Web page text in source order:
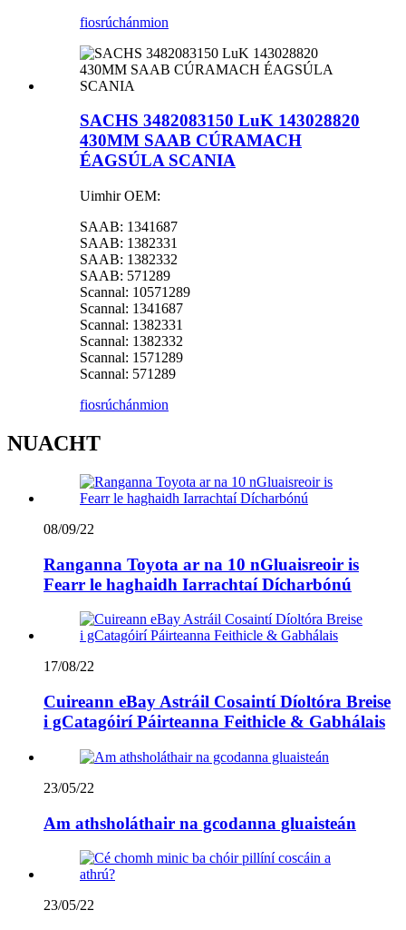
fiosrúchánmion
SACHS 3482083150 LuK 143028820
430MM SAAB CÚRAMACH
ÉAGSÚLA SCANIA
Uimhir OEM:
SAAB: 1341687
SAAB: 1382331
SAAB: 1382332
SAAB: 571289
Scannal: 10571289
Scannal: 1341687
Scannal: 1382331
Scannal: 1382332
Scannal: 1571289
Scannal: 571289
fiosrúchánmion
NUACHT
08/09/22
Ranganna Toyota ar na 10 nGluaisreoir is
Fearr le haghaidh Iarrachtaí Dícharbónú
17/08/22
Cuireann eBay Astráil Cosaintí Díoltóra Breise
i gCatagóirí Páirteanna Feithicle & Gabhálais
23/05/22
Am athsholáthair na gcodanna gluaisteán
23/05/22